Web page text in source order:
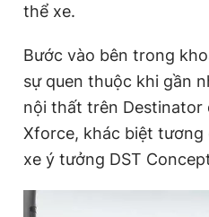
thể xe.
Bước vào bên trong
sự quen thuộc khi gần
nội thất trên Destinator
Xforce, khác biệt tương
xe ý tưởng DST